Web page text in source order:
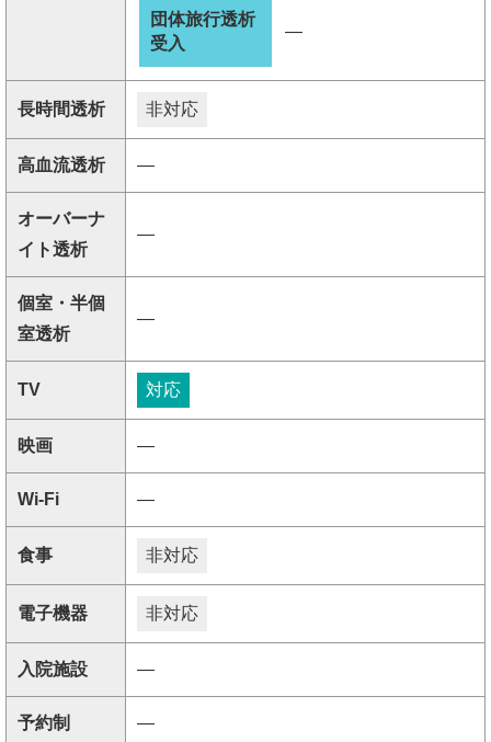
団体旅行透析
受入
―
長時間透析 非対応
高血流透析 ―
オーバーナ
イト透析
―
個室・半個
室透析
―
TV 対応
映画 ―
Wi-Fi ―
食事 非対応
電子機器 非対応
入院施設 ―
予約制 ―